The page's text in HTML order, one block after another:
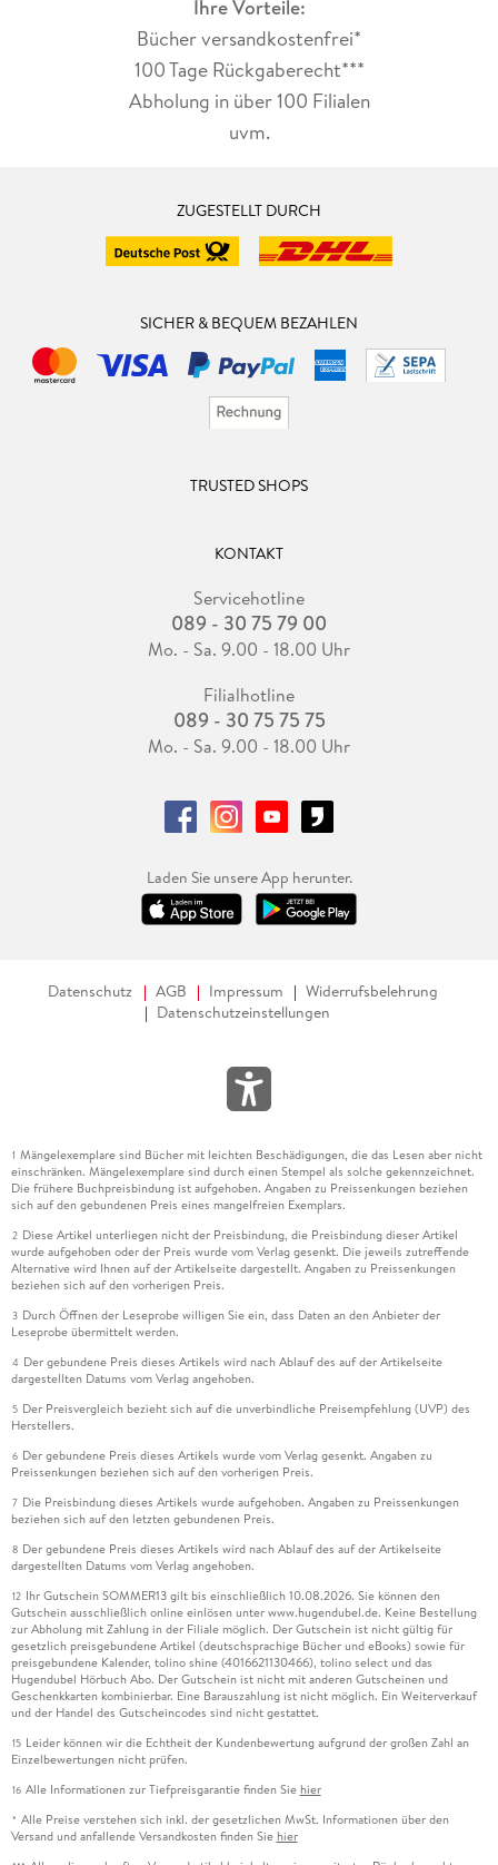
Ihre Vorteile:
Bücher versandkostenfrei*
100 Tage Rückgaberecht***
Abholung in über 100 Filialen
uvm.
ZUGESTELLT DURCH
SICHER & BEQUEM BEZAHLEN
TRUSTED SHOPS
KONTAKT
Servicehotline
089 - 30 75 79 00
Mo. - Sa. 9.00 - 18.00 Uhr
Filialhotline
089 - 30 75 75 75
Mo. - Sa. 9.00 - 18.00 Uhr
Laden Sie unsere App herunter.
Datenschutz AGB Impressum
Widerrufsbelehrung
Datenschutzeinstellungen
1 Mängelexemplare sind Bücher mit leichten Beschädigungen, die das Lesen aber nicht
einschränken. Mängelexemplare sind durch einen Stempel als solche gekennzeichnet.
Die frühere Buchpreisbindung ist aufgehoben. Angaben zu Preissenkungen beziehen
sich auf den gebundenen Preis eines mangelfreien Exemplars.
2 Diese Artikel unterliegen nicht der Preisbindung, die Preisbindung dieser Artikel
wurde aufgehoben oder der Preis wurde vom Verlag gesenkt. Die jeweils zutreffende
Alternative wird Ihnen auf der Artikelseite dargestellt. Angaben zu Preissenkungen
beziehen sich auf den vorherigen Preis.
3 Durch Öffnen der Leseprobe willigen Sie ein, dass Daten an den Anbieter der
Leseprobe übermittelt werden.
4 Der gebundene Preis dieses Artikels wird nach Ablauf des auf der Artikelseite
dargestellten Datums vom Verlag angehoben.
5 Der Preisvergleich bezieht sich auf die unverbindliche Preisempfehlung (UVP) des
Herstellers.
6 Der gebundene Preis dieses Artikels wurde vom Verlag gesenkt. Angaben zu
Preissenkungen beziehen sich auf den vorherigen Preis.
7 Die Preisbindung dieses Artikels wurde aufgehoben. Angaben zu Preissenkungen
beziehen sich auf den letzten gebundenen Preis.
8 Der gebundene Preis dieses Artikels wird nach Ablauf des auf der Artikelseite
dargestellten Datums vom Verlag angehoben.
12 Ihr Gutschein SOMMER13 gilt bis einschließlich 10.08.2026. Sie können den
Gutschein ausschließlich online einlösen unter www.hugendubel.de. Keine Bestellung
zur Abholung mit Zahlung in der Filiale möglich. Der Gutschein ist nicht gültig für
gesetzlich preisgebundene Artikel (deutschsprachige Bücher und eBooks) sowie für
preisgebundene Kalender, tolino shine (4016621130466), tolino select und das
Hugendubel Hörbuch Abo. Der Gutschein ist nicht mit anderen Gutscheinen und
Geschenkkarten kombinierbar. Eine Barauszahlung ist nicht möglich. Ein Weiterverkauf
und der Handel des Gutscheincodes sind nicht gestattet.
15 Leider können wir die Echtheit der Kundenbewertung aufgrund der großen Zahl an
Einzelbewertungen nicht prüfen.
16 Alle Informationen zur Tiefpreisgarantie finden Sie hier
* Alle Preise verstehen sich inkl. der gesetzlichen MwSt. Informationen über den
Versand und anfallende Versandkosten finden Sie hier